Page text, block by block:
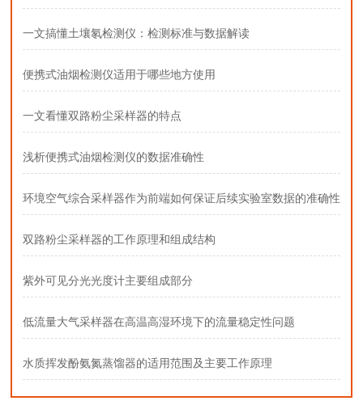
一文搞懂土壤氡检测仪：检测标准与数据解读
便携式油烟检测仪适用于哪些地方使用
一文看懂双路粉尘采样器的特点
浅析便携式油烟检测仪的数据准确性
环境空气综合采样器作为前端如何保证后续实验室数据的准确性
双路粉尘采样器的工作原理和组成结构
紫外可见分光光度计主要组成部分
低流量大气采样器在高温高湿环境下的流量稳定性问题
水质挥发酚氨氮蒸馏器的适用范围及主要工作原理